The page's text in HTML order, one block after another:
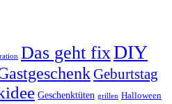
Das geht fixDIY
Geburtstag
Geschenktüten grillen Halloween